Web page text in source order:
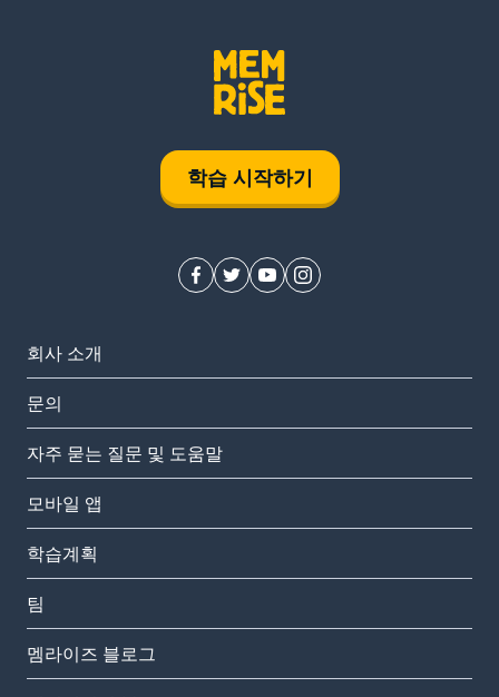
학습 시작하기
회사 소개
문의
자주 묻는 질문 및 도움말
모바일 앱
학습계획
팀
멤라이즈 블로그